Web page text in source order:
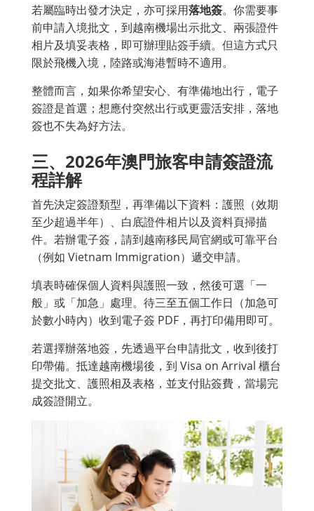
若屬臨時出發才決定，亦可採用落地簽。你需要事
前申請入境批文，到越南機場出示批文、兩張證件
相片及填妥表格，即可辦理貼簽手續。但這方式只
限於飛機入境，陸路或海港暫時不適用。
整體而言，如果你希望安心、有準備地出行，電子
簽證是首選；想應付突然出行或更靈活安排，落地
簽也不失為好方法。
三、2026年澳門旅客申請簽證流
程詳解
首先決定簽證類型，再準備以下資料：護照（效期
至少超過半年）、白底證件相片以及資料頁掃描
件。若辦電子簽，請到越南移民局官網或可靠平台
（例如 Vietnam Immigration）遞交申請。
填表時確保個人資料與護照一致，然後可選「一
般」或「加急」處理。待三至五個工作日（加急可
於數小時內）收到電子簽 PDF，再打印備用即可。
若選擇辦落地簽，先透過平台申請批文，收到後打
印帶備。抵達越南機場後，到 Visa on Arrival 櫃台
提交批文、護照相及表格，並支付貼簽費，當場完
成簽證開立。